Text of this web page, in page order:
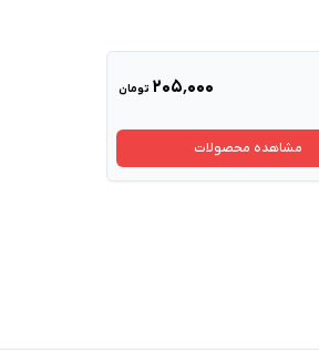
۲۰۵٬۰۰۰ تومان
مشاهده محصولات